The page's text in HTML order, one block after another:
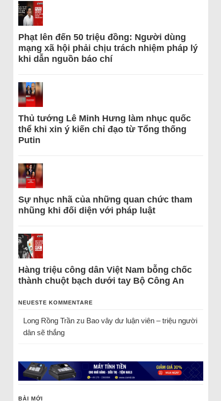
Phạt lên đến 50 triệu đồng: Người dùng
mạng xã hội phải chịu trách nhiệm pháp lý
khi dẫn nguồn báo chí
Thủ tướng Lê Minh Hưng làm nhục quốc
thể khi xin ý kiến chỉ đạo từ Tổng thống
Putin
Sự nhục nhã của những quan chức tham
nhũng khi đối diện với pháp luật
Hàng triệu công dân Việt Nam bỗng chốc
thành chuột bạch dưới tay Bộ Công An
NEUESTE KOMMENTARE
Long Rồng Trầnzu Bao vây dư luận viên – triệu người
dân sẽ thắng
BÀI MỚI